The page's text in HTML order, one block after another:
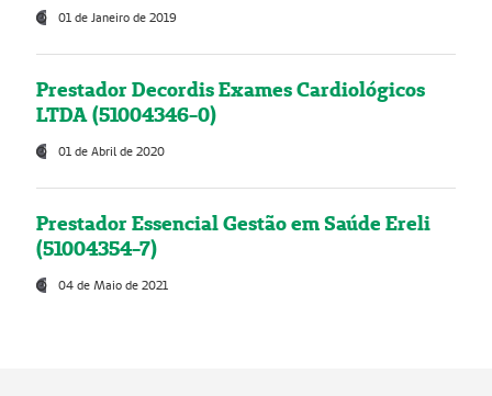
01 de Janeiro de 2019
Prestador Decordis Exames Cardiológicos
LTDA (51004346-0)
01 de Abril de 2020
Prestador Essencial Gestão em Saúde Ereli
(51004354-7)
04 de Maio de 2021